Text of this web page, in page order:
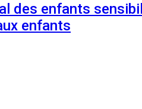
des enfants
enfants